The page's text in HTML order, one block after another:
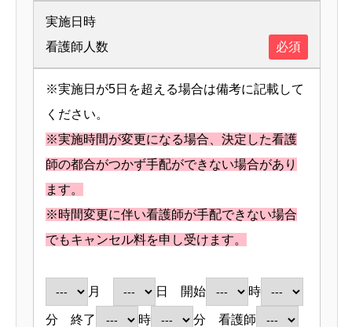
実施日時
看護師人数
必須
※実施日が5日を超える場合は備考に記載して
ください。
※実施時間が変更になる場合、決定した看護
師の都合がつかず手配ができない場合があり
ます。
※時間変更に伴い看護師が手配できない場合
でもキャンセル料を申し受けます。
月 日 開始 時
分 終了 時
分 看護師